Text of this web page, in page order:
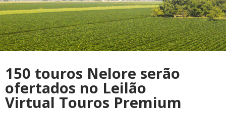
150 touros Nelore serão
ofertados no Leilão
Virtual Touros Premium